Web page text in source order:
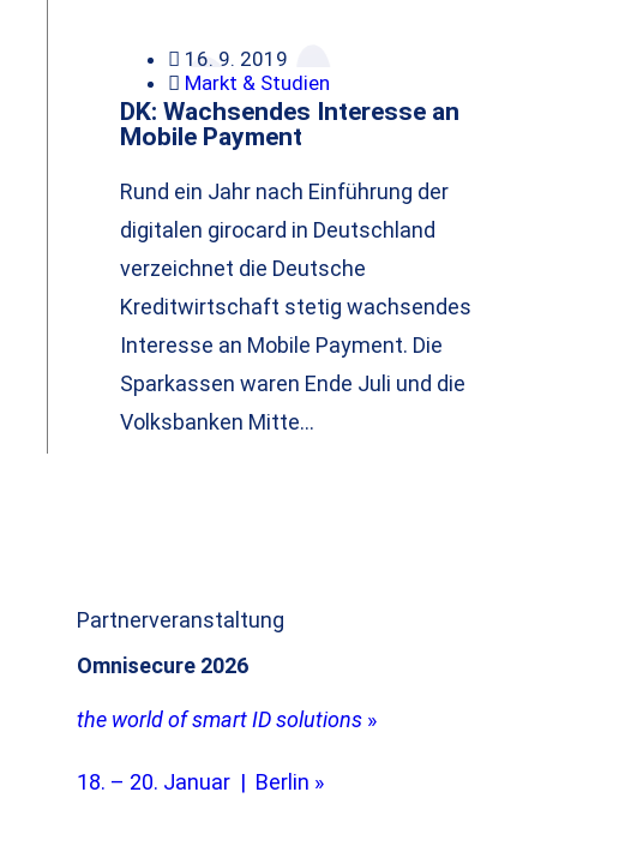
16. 9. 2019
Markt & Studien
DK: Wachsendes Interesse an
Mobile Payment
Rund ein Jahr nach Einführung der
digitalen girocard in Deutschland
verzeichnet die Deutsche
Kreditwirtschaft stetig wachsendes
Interesse an Mobile Payment. Die
Sparkassen waren Ende Juli und die
Volksbanken Mitte…
Partnerveranstaltung
Omnisecure 2026
the world of smart ID solutions»
18. – 20. Januar | Berlin »